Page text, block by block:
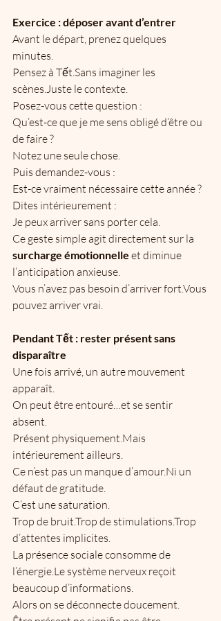
Exercice : déposer avant d’entrer
Avant le départ, prenez quelques
minutes.
Pensez à Tết.Sans imaginer les
scènes.Juste le contexte.
Posez-vous cette question :
Qu’est-ce que je me sens obligé d’être ou
de faire ?
Notez une seule chose.
Puis demandez-vous :
Est-ce vraiment nécessaire cette année ?
Dites intérieurement :
Je peux arriver sans porter cela.
Ce geste simple agit directement sur la
surcharge émotionnelle et diminue
l’anticipation anxieuse.
Vous n’avez pas besoin d’arriver fort.Vous
pouvez arriver vrai.
Pendant Tết : rester présent sans
disparaître
Une fois arrivé, un autre mouvement
apparaît.
On peut être entouré…et se sentir
absent.
Présent physiquement.Mais
intérieurement ailleurs.
Ce n’est pas un manque d’amour.Ni un
défaut de gratitude.
C’est une saturation.
Trop de bruit.Trop de stimulations.Trop
d’attentes implicites.
La présence sociale consomme de
l’énergie.Le système nerveux reçoit
beaucoup d’informations.
Alors on se déconnecte doucement.